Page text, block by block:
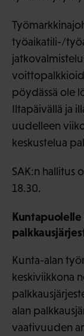
työaikatili-/
pöydässä ole
Iltapäivällä ja
uudelleen
keskustelua
SAK:n hallitus
18.30.
Kunta-alan
keskiviikkona
alan
vaativuuden